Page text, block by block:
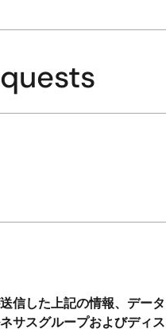
信した上記の情報、デ
サスグループおよびデ